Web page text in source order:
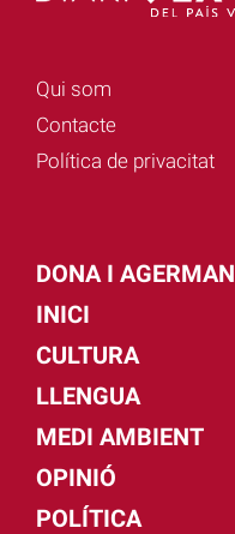
Qui som
Contacte
Política de privacitat
DONA I
INICI
CULTURA
LLENGUA
MEDI AMBIENT
OPINIÓ
POLÍTICA